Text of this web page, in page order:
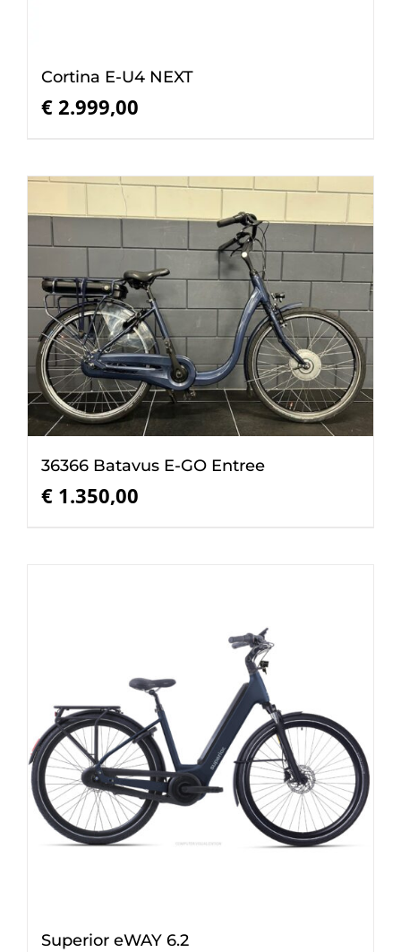
Cortina E-U4 NEXT
€ 2.999,00
36366 Batavus E-GO Entree
€ 1.350,00
Superior eWAY 6.2